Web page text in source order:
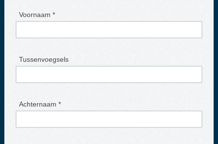
Voornaam *
Tussenvoegsels
Achternaam *